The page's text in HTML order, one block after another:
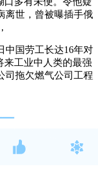
离世，曾被曝插手俄
国劳工长达16年对
来工业中人类的最强
司拖欠燃气公司工程